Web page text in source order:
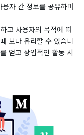
자 간 정보를 공유하며
고 사용자의 목적에 따
보다 유리할 수 있습니
얻고 상업적인 활동 시